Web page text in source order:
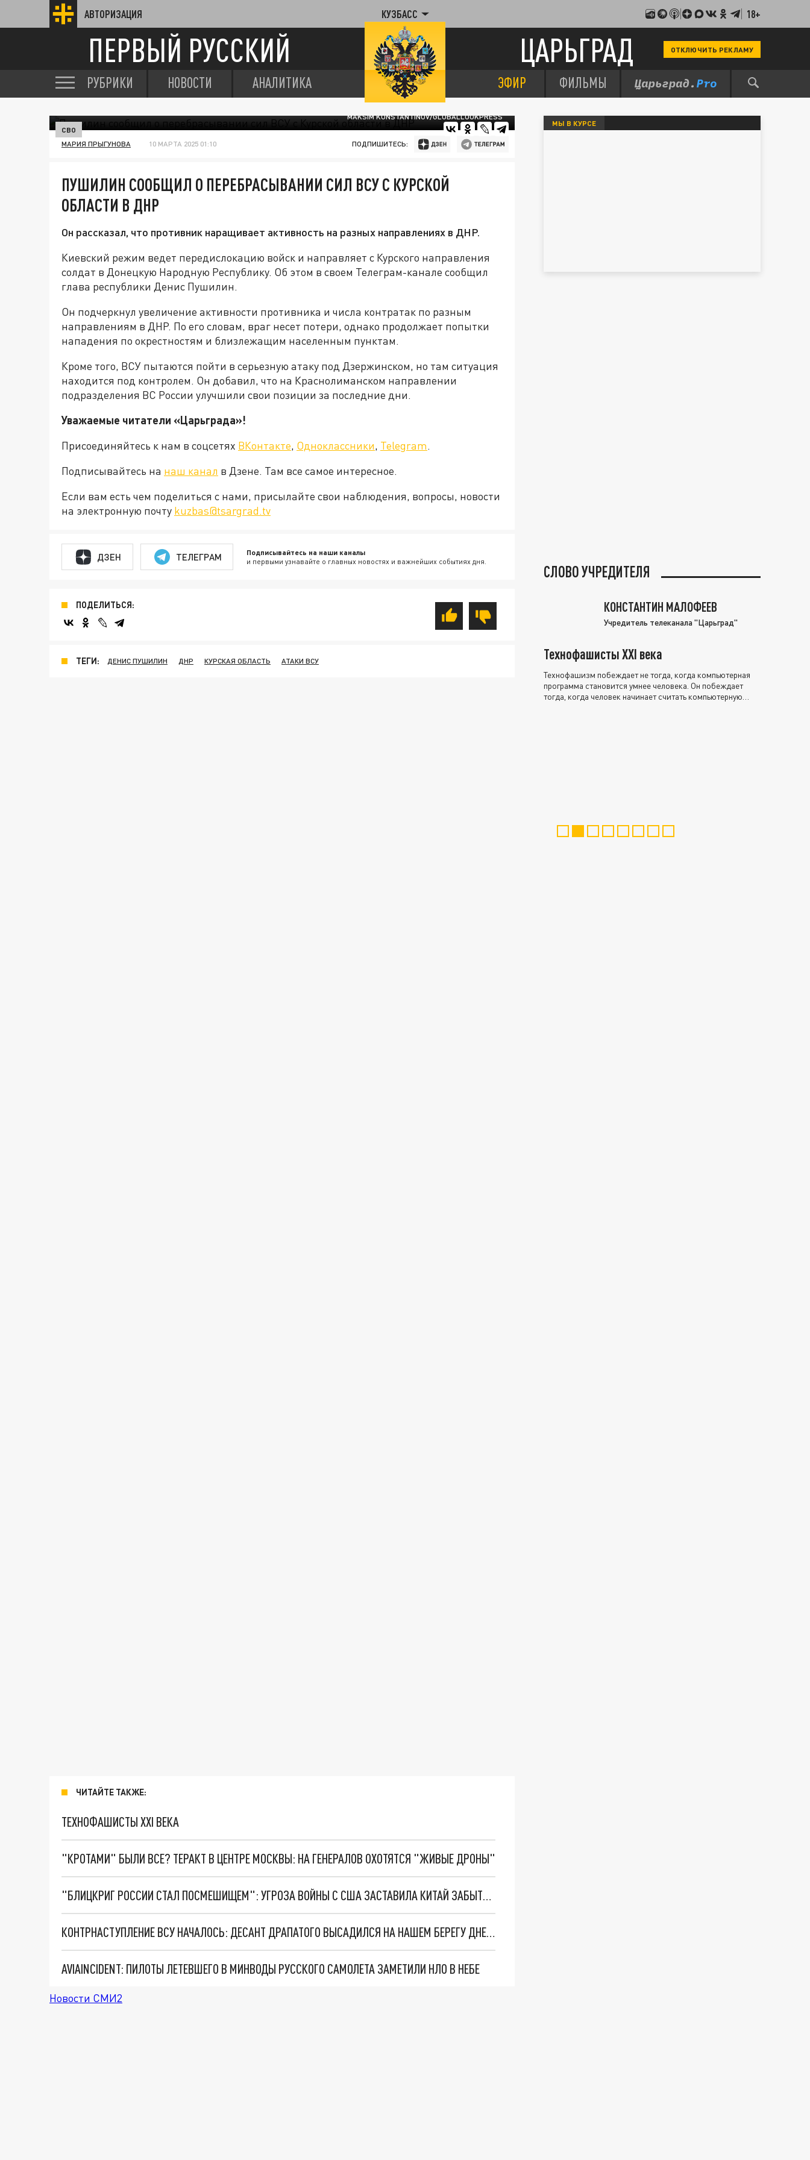
АВТОРИЗАЦИЯ КУЗБАСС 18+
ПЕРВЫЙ РУССКИЙ ЦАРЬГРАД ОТКЛЮЧИТЬ РЕКЛАМУ
РУБРИКИ НОВОСТИ АНАЛИТИКА ЭФИР ФИЛЬМЫ
MAKSIM KONSTANTINOV/GLOBALLOOKPRESS
СВО
МАРИЯ ПРЫГУНОВА 10 МАРТА 2025 01:10 ПОДПИШИТЕСЬ:
ПУШИЛИН СООБЩИЛ О ПЕРЕБРАСЫВАНИИ СИЛ ВСУ С КУРСКОЙ
ОБЛАСТИ В ДНР
Он рассказал, что противник наращивает активность на разных направлениях в ДНР.
Киевский режим ведет передислокацию войск и направляет с Курского направления
солдат в Донецкую Народную Республику. Об этом в своем Телеграм-канале сообщил
глава республики Денис Пушилин.
Он подчеркнул увеличение активности противника и числа контратак по разным
направлениям в ДНР. По его словам, враг несет потери, однако продолжает попытки
нападения по окрестностям и близлежащим населенным пунктам.
Кроме того, ВСУ пытаются пойти в серьезную атаку под Дзержинском, но там ситуация
находится под контролем. Он добавил, что на Краснолиманском направлении
подразделения ВС России улучшили свои позиции за последние дни.
Уважаемые читатели «Царьграда»!
Присоединяйтесь к нам в соцсетях ВКонтакте, Одноклассники, Telegram.
Подписывайтесь на наш канал в Дзене. Там все самое интересное.
Если вам есть чем поделиться с нами, присылайте свои наблюдения, вопросы, новости
на электронную почту kuzbas@tsargrad.tv
ДЗЕН ТЕЛЕГРАМ Подписывайтесь на наши каналы
и первыми узнавайте о главных новостях и важнейших событиях дня.
ПОДЕЛИТЬСЯ:
ТЕГИ: ДЕНИС ПУШИЛИН ДНР КУРСКАЯ ОБЛАСТЬ АТАКИ ВСУ
ЧИТАЙТЕ ТАКЖЕ:
ТЕХНОФАШИСТЫ XXI ВЕКА
"КРОТАМИ" БЫЛИ ВСЕ? ТЕРАКТ В ЦЕНТРЕ МОСКВЫ: НА ГЕНЕРАЛОВ ОХОТЯТСЯ "ЖИВЫЕ ДРОНЫ"
"БЛИЦКРИГ РОССИИ СТАЛ ПОСМЕШИЩЕМ": УГРОЗА ВОЙНЫ С США ЗАСТАВИЛА КИТАЙ ЗАБЫТЬ О ДРУЖБЕ
КОНТРНАСТУПЛЕНИЕ ВСУ НАЧАЛОСЬ: ДЕСАНТ ДРАПАТОГО ВЫСАДИЛСЯ НА НАШЕМ БЕРЕГУ ДНЕПРА. ОТВЕТ МОРДВИЧЁВА
AVIAINCIDENT: ПИЛОТЫ ЛЕТЕВШЕГО В МИНВОДЫ РУССКОГО САМОЛЕТА ЗАМЕТИЛИ НЛО В НЕБЕ
Новости СМИ2
МЫ В КУРСЕ
СЛОВО УЧРЕДИТЕЛЯ
КОНСТАНТИН МАЛОФЕЕВ
Учредитель телеканала "Царьград"
Технофашисты XXI века
Технофашизм побеждает не тогда, когда компьютерная
программа становится умнее человека. Он побеждает
тогда, когда человек начинает считать компьютерную